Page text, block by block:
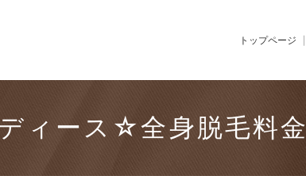
トップページ
ィース☆全身脱毛料金